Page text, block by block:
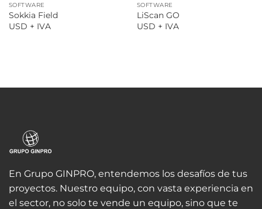
SOFTWARE
Sokkia Field
USD + IVA
SOFTWARE
LiScan GO
USD + IVA
En Grupo GINPRO, entendemos los desafíos de tus
proyectos. Nuestro equipo, con vasta experiencia en
el sector, no solo te vende un equipo, sino que te